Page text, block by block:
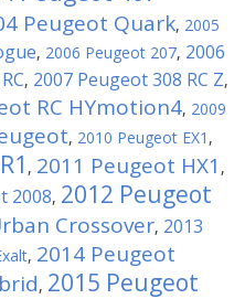
Peugeot Quark, 2005
, 2006 Peugeot 207, 2006
, 2007 Peugeot 308 RC Z,
RC HYmotion4, 2009
, 2010 Peugeot EX1 ,
, 2011 Peugeot HX1 ,
2008, 2012 Peugeot
Crossover, 2013
, 2014 Peugeot
, 2015 Peugeot